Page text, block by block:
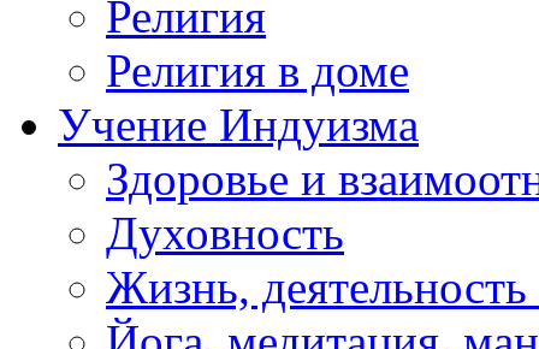
Религия
Религия в доме
Учение Индуизма
Здоровье и
Духовность
Жизнь, деятельность